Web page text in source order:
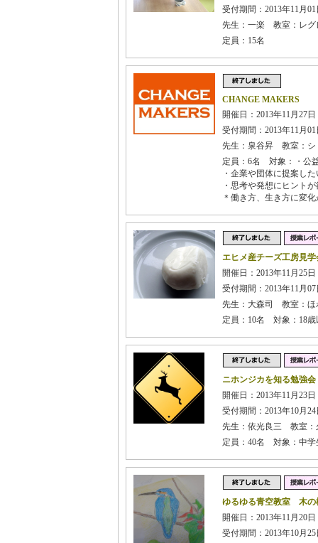
受付期間：2013年11月
先生：一楽 教室：レグ
定員：15名
CHANGE MAKERS
開催日：2013年11月27
受付期間：2013年11月
先生：泉谷昇 教室：シ
定員：6名 対象：・公
・企業や団体に提案し
・思考や発想にヒント
＊働き方、生き方に変
エヒメ産チーズ工房見
開催日：2013年11月25
受付期間：2013年11月
先生：大森司 教室：ほ
定員：10名 対象：18歳
ニホンジカを知る勉強会
開催日：2013年11月23
受付期間：2013年10月
先生：依光良三 教室：
定員：40名 対象：中学
ゆるゆる青空教室 木の
開催日：2013年11月20
受付期間：2013年10月